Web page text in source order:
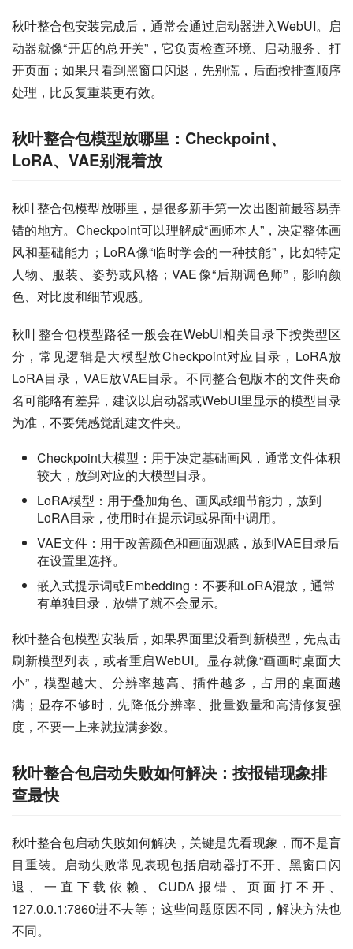
秋叶整合包安装完成后，通常会通过启动器进入WebUI。启
动器就像“开店的总开关”，它负责检查环境、启动服务、打
开页面；如果只看到黑窗口闪退，先别慌，后面按排查顺序
处理，比反复重装更有效。
秋叶整合包模型放哪里：Checkpoint、
LoRA、VAE别混着放
秋叶整合包模型放哪里，是很多新手第一次出图前最容易弄
错的地方。Checkpoint可以理解成“画师本人”，决定整体画
风和基础能力；LoRA像“临时学会的一种技能”，比如特定
人物、服装、姿势或风格；VAE像“后期调色师”，影响颜
色、对比度和细节观感。
秋叶整合包模型路径一般会在WebUI相关目录下按类型区
分，常见逻辑是大模型放Checkpoint对应目录，LoRA放
LoRA目录，VAE放VAE目录。不同整合包版本的文件夹命
名可能略有差异，建议以启动器或WebUI里显示的模型目录
为准，不要凭感觉乱建文件夹。
Checkpoint大模型：用于决定基础画风，通常文件体积
较大，放到对应的大模型目录。
LoRA模型：用于叠加角色、画风或细节能力，放到
LoRA目录，使用时在提示词或界面中调用。
VAE文件：用于改善颜色和画面观感，放到VAE目录后
在设置里选择。
嵌入式提示词或Embedding：不要和LoRA混放，通常
有单独目录，放错了就不会显示。
秋叶整合包模型安装后，如果界面里没看到新模型，先点击
刷新模型列表，或者重启WebUI。显存就像“画画时桌面大
小”，模型越大、分辨率越高、插件越多，占用的桌面越
满；显存不够时，先降低分辨率、批量数量和高清修复强
度，不要一上来就拉满参数。
秋叶整合包启动失败如何解决：按报错现象排
查最快
秋叶整合包启动失败如何解决，关键是先看现象，而不是盲
目重装。启动失败常见表现包括启动器打不开、黑窗口闪
退、一直下载依赖、CUDA报错、页面打不开、
127.0.0.1:7860进不去等；这些问题原因不同，解决方法也
不同。